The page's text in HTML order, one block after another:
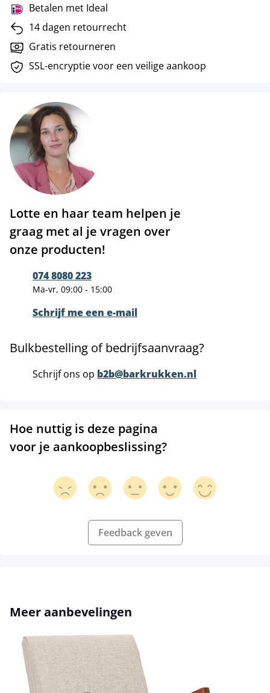
Betalen met Ideal
14 dagen retourrecht
Gratis retourneren
SSL-encryptie voor een veilige aankoop
Lotte en haar team helpen je
graag met al je vragen over
onze producten!
074 8080 223
Ma-vr, 09:00 - 15:00
Schrijf me een e-mail
Bulkbestelling of bedrijfsaanvraag?
Schrijf ons op b2b@barkrukken.nl
Hoe nuttig is deze pagina
voor je aankoopbeslissing?
Feedback geven
Productgalerij overslaan
Meer aanbevelingen